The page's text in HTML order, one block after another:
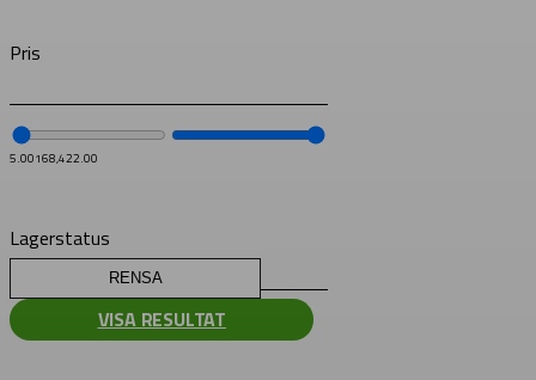
Pris
5.00168,422.00
Lagerstatus
RENSA
VISA RESULTAT